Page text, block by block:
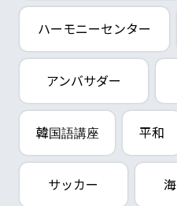
ハーモニーセンター
アンバサダー
韓国語講座 平和
サッカー 海